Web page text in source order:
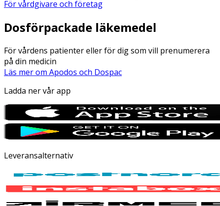
För vårdgivare och företag
Dosförpackade läkemedel
För vårdens patienter eller för dig som vill prenumerera
på din medicin
Läs mer om Apodos och Dospac
Ladda ner vår app
Leveransalternativ